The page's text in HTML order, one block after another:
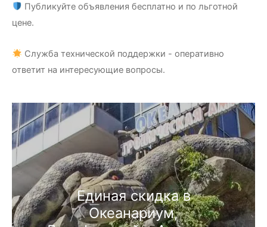
Публикуйте объявления бесплатно и по льготной
цене.
Служба технической поддержки - оперативно
ответит на интересующие вопросы.
Единая скидка в
Океанариум,